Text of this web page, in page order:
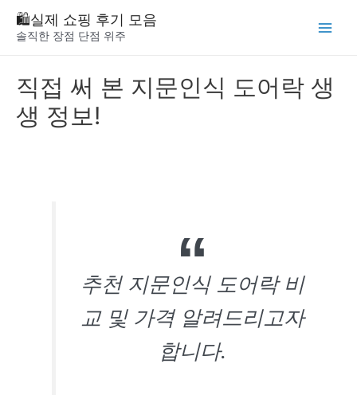
🛍️실제 쇼핑 후기 모음
솔직한 장점 단점 위주
직접 써 본 지문인식 도어락 생
생 정보!
추천 지문인식 도어락 비
교 및 가격 알려드리고자
합니다.